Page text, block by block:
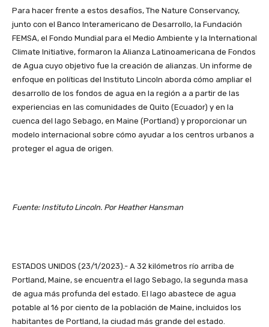
Para hacer frente a estos desafíos, The Nature Conservancy,
junto con el Banco Interamericano de Desarrollo, la Fundación
FEMSA, el Fondo Mundial para el Medio Ambiente y la International
Climate Initiative, formaron la Alianza Latinoamericana de Fondos
de Agua cuyo objetivo fue la creación de alianzas. Un informe de
enfoque en políticas del Instituto Lincoln aborda cómo ampliar el
desarrollo de los fondos de agua en la región a a partir de las
experiencias en las comunidades de Quito (Ecuador) y en la
cuenca del lago Sebago, en Maine (Portland) y proporcionar un
modelo internacional sobre cómo ayudar a los centros urbanos a
proteger el agua de origen.
Fuente: Instituto Lincoln. Por Heather Hansman
ESTADOS UNIDOS (23/1/2023).- A 32 kilómetros río arriba de
Portland, Maine, se encuentra el lago Sebago, la segunda masa
de agua más profunda del estado. El lago abastece de agua
potable al 16 por ciento de la población de Maine, incluidos los
habitantes de Portland, la ciudad más grande del estado.